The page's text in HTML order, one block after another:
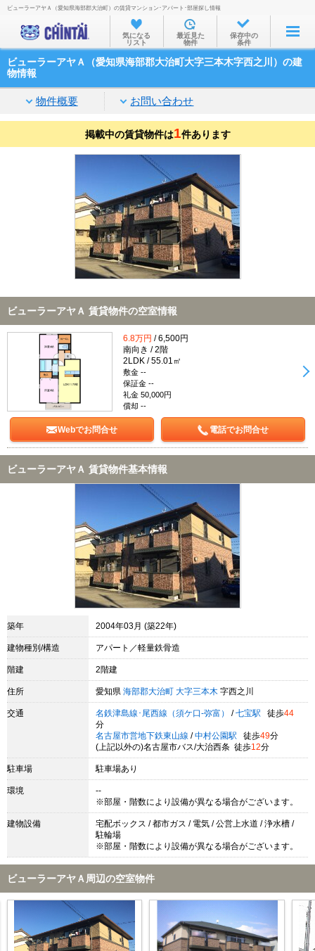
お部屋を探す
沿線・駅から
家賃相場から
通勤通学時間から
物件特集から
不動産会社から
TOP
ビューラーアヤＡ（愛知県海部郡大治町）の賃貸マンション･アパート･部屋探し情報
気になる
リスト
最近見た
物件
保存中の
条件
ビューラーアヤＡ（愛知県海部郡大治町大字三本木字西之川）の建
物情報
物件概要 お問い合わせ
掲載中の賃貸物件は1件あります
ビューラーアヤＡ 賃貸物件の空室情報
6.8万円 / 6,500円
南向き / 2階
2LDK / 55.01㎡
敷金 --
保証金 --
礼金 50,000円
償却 --
Webでお問合せ 電話でお問合せ
ビューラーアヤＡ 賃貸物件基本情報
築年 2004年03月 (築22年)
建物種別/構造 アパート／軽量鉄骨造
階建 2階建
住所 愛知県 海部郡大治町 大字三本木 字西之川
交通 名鉄津島線･尾西線（須ケ口-弥富） / 七宝駅 徒歩44
分
名古屋市営地下鉄東山線 / 中村公園駅 徒歩49分
(上記以外の)名古屋市バス/大治西条 徒歩12分
駐車場 駐車場あり
環境
--
※部屋・階数により設備が異なる場合がございます。
建物設備
宅配ボックス / 都市ガス / 電気 / 公営上水道 / 浄水槽 /
駐輪場
※部屋・階数により設備が異なる場合がございます。
ビューラーアヤＡ周辺の空室物件